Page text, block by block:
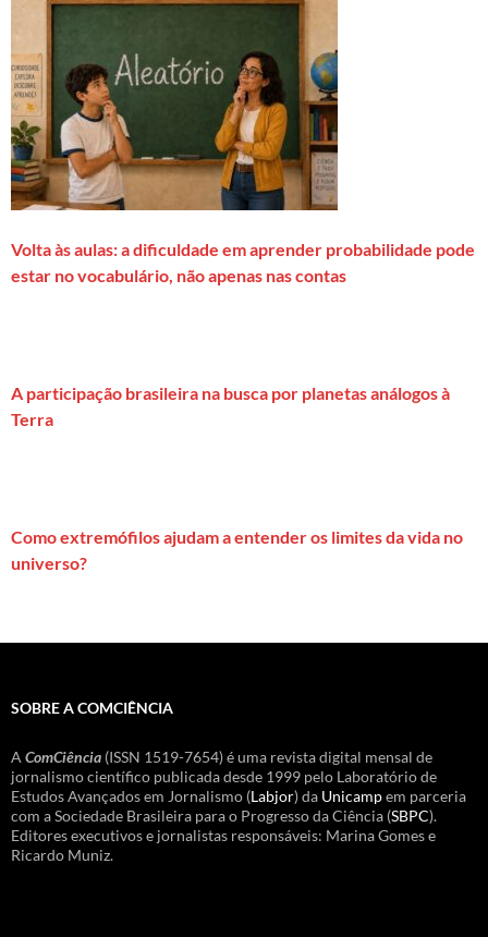
Volta às aulas: a dificuldade em aprender probabilidade pode
estar no vocabulário, não apenas nas contas
A participação brasileira na busca por planetas análogos à
Terra
Como extremófilos ajudam a entender os limites da vida no
universo?
SOBRE A COMCIÊNCIA
A ComCiência (ISSN 1519-7654) é uma revista digital mensal de
jornalismo científico publicada desde 1999 pelo Laboratório de
Estudos Avançados em Jornalismo (Labjor) da Unicampem parceria
com a Sociedade Brasileira para o Progresso da Ciência (SBPC).
Editores executivos e jornalistas responsáveis: Marina Gomes e
Ricardo Muniz.